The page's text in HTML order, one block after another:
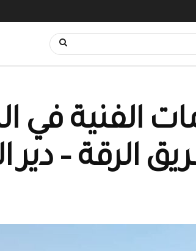
الفنية في
الرقة – دير